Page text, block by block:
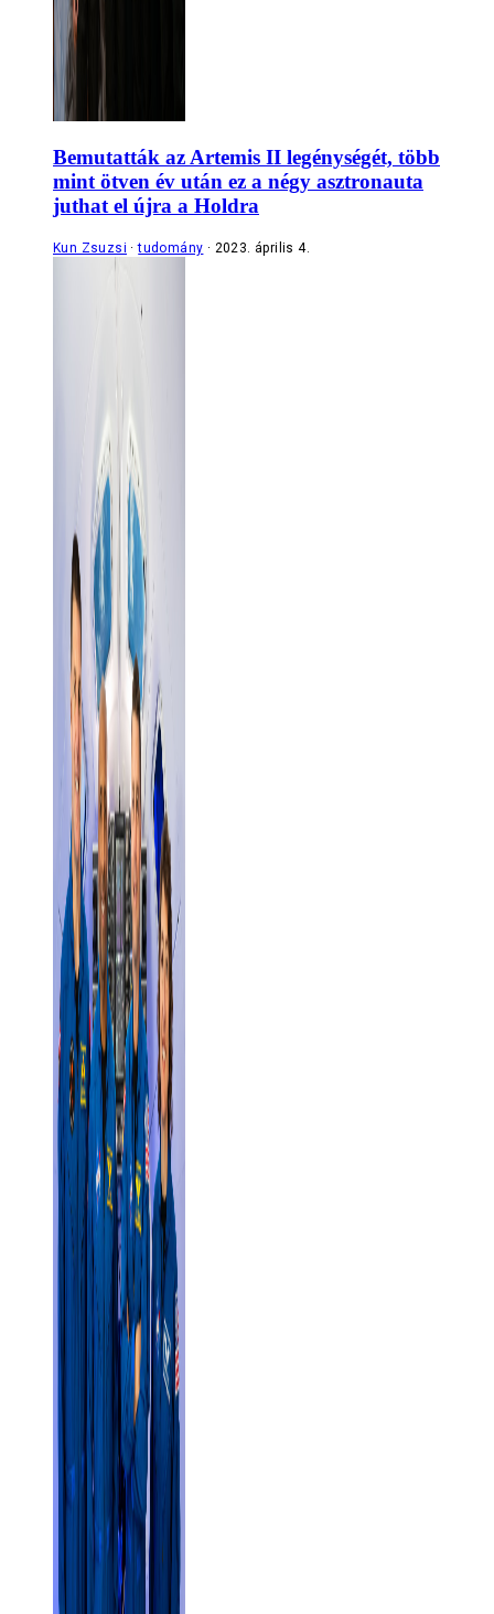
Bemutatták az Artemis II legénységét, több
mint ötven év után ez a négy asztronauta
juthat el újra a Holdra
Kun Zsuzsi tudomány 2023. április 4.